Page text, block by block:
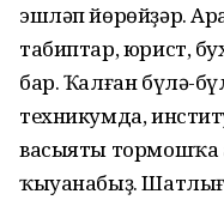
эшләп йөрөйҙәр.
табиптар, юрист,
бар. Ҡалған бүлә-
техникумда,
васыяты тормошҡа
ҡыуанабыҙ.